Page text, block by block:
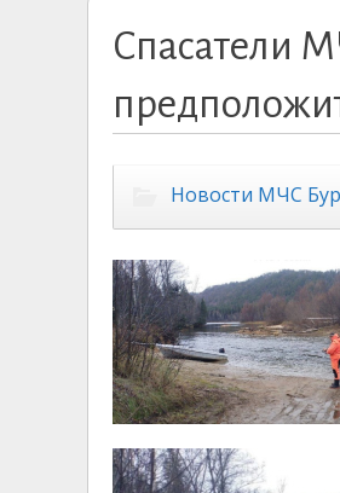
Спасатели
Новости МЧС